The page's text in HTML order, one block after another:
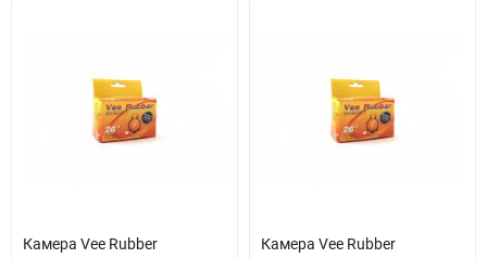
Камера Vee Rubber
Камера Vee Rubber